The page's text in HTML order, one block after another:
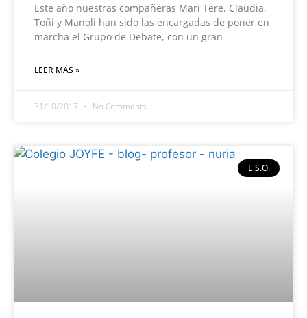
Este año nuestras compañeras Mari Tere, Claudia,
Toñi y Manoli han sido las encargadas de poner en
marcha el Grupo de Debate, con un gran
LEER MÁS »
31/10/2017 No Comments
E.S.O.